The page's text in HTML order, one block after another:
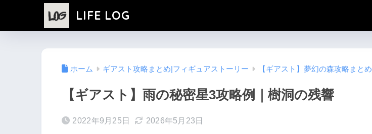
LIFE LOG
ホーム ギアスト攻略まとめ|フィギュアストーリー 【ギアスト】夢幻の森攻略まとめ
【ギアスト】雨の秘密星3攻略例｜樹洞の残響
2022年9月25日 2026年5月23日